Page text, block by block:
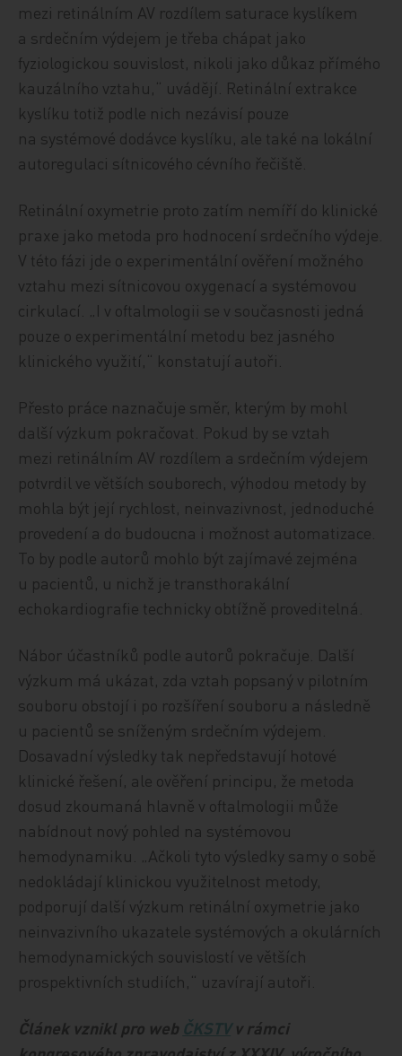
mezi retinálním AV rozdílem saturace kyslíkem
a srdečním výdejem je třeba chápat jako
fyziologickou souvislost, nikoli jako důkaz přímého
kauzálního vztahu,“ uvádějí. Retinální extrakce
kyslíku totiž podle nich nezávisí pouze
na systémové dodávce kyslíku, ale také na lokální
autoregulaci sítnicového cévního řečiště.
Retinální oxymetrie proto zatím nemíří do klinické
praxe jako metoda pro hodnocení srdečního výdeje.
V této fázi jde o experimentální ověření možného
vztahu mezi sítnicovou oxygenací a systémovou
cirkulací. „I v oftalmologii se v současnosti jedná
pouze o experimentální metodu bez jasného
klinického využití,“ konstatují autoři.
Přesto práce naznačuje směr, kterým by mohl
další výzkum pokračovat. Pokud by se vztah
mezi retinálním AV rozdílem a srdečním výdejem
potvrdil ve větších souborech, výhodou metody by
mohla být její rychlost, neinvazivnost, jednoduché
provedení a do budoucna i možnost automatizace.
To by podle autorů mohlo být zajímavé zejména
u pacientů, u nichž je transthorakální
echokardiografie technicky obtížně proveditelná.
Nábor účastníků podle autorů pokračuje. Další
výzkum má ukázat, zda vztah popsaný v pilotním
souboru obstojí i po rozšíření souboru a následně
u pacientů se sníženým srdečním výdejem.
Dosavadní výsledky tak nepředstavují hotové
klinické řešení, ale ověření principu, že metoda
dosud zkoumaná hlavně v oftalmologii může
nabídnout nový pohled na systémovou
hemodynamiku. „Ačkoli tyto výsledky samy o sobě
nedokládají klinickou využitelnost metody,
podporují další výzkum retinální oxymetrie jako
neinvazivního ukazatele systémových a okulárních
hemodynamických souvislostí ve větších
prospektivních studiích,“ uzavírají autoři.
Článek vznikl pro web ČKSTVv rámci